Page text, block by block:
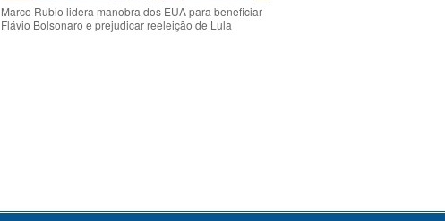
Marco Rubio lidera manobra dos EUA para beneficiar
Flávio Bolsonaro e prejudicar reeleição de Lula